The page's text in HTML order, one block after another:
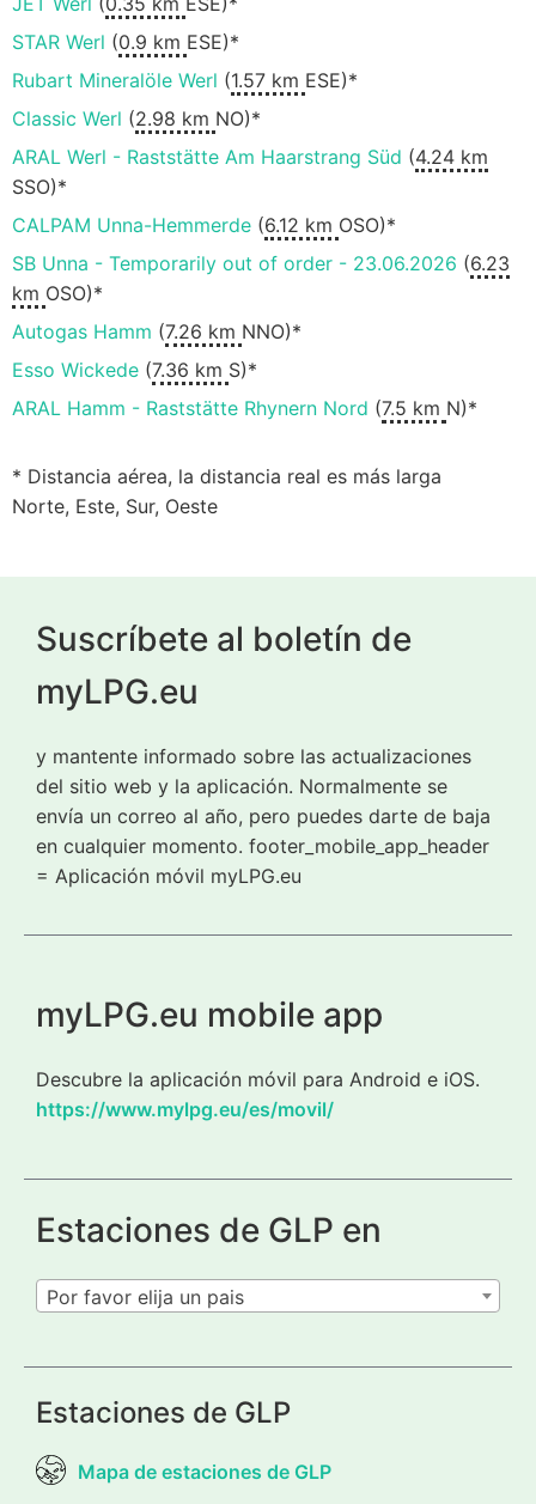
STAR Werl (0.9 km ESE)*
Rubart Mineralöle Werl (1.57 km ESE)*
Classic Werl (2.98 km NO)*
ARAL Werl - Raststätte Am Haarstrang Süd (4.24 km
SSO)*
CALPAM Unna-Hemmerde (6.12 km OSO)*
SB Unna - Temporarily out of order - 23.06.2026 (6.23
km OSO)*
Autogas Hamm (7.26 km NNO)*
Esso Wickede (7.36 km S)*
ARAL Hamm - Raststätte Rhynern Nord (7.5 km N)*
* Distancia aérea, la distancia real es más larga
Norte, Este, Sur, Oeste
Suscríbete al boletín de
myLPG.eu
y mantente informado sobre las actualizaciones
del sitio web y la aplicación. Normalmente se
envía un correo al año, pero puedes darte de baja
en cualquier momento. footer_mobile_app_header
= Aplicación móvil myLPG.eu
myLPG.eu mobile app
Descubre la aplicación móvil para Android e iOS.
https://www.mylpg.eu/es/movil/
Estaciones de GLP en
Por favor elija un pais
Estaciones de GLP
Mapa de estaciones de GLP